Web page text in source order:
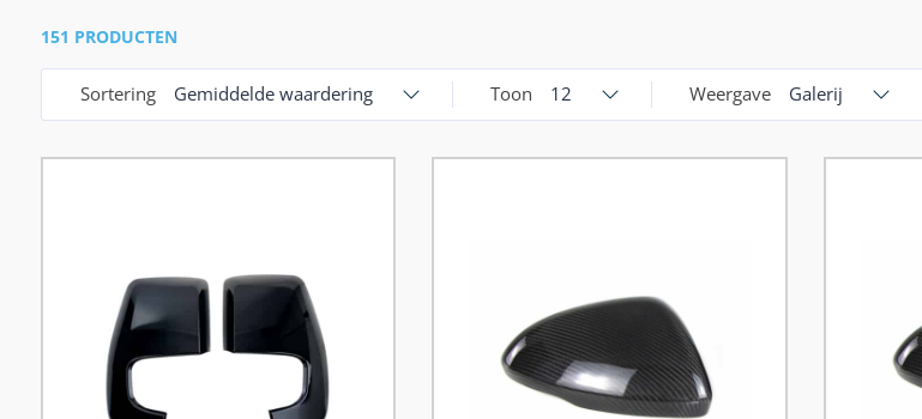
151 PRODUCTEN
Sortering Gemiddelde waardering Toon 12 Weergave Galerij